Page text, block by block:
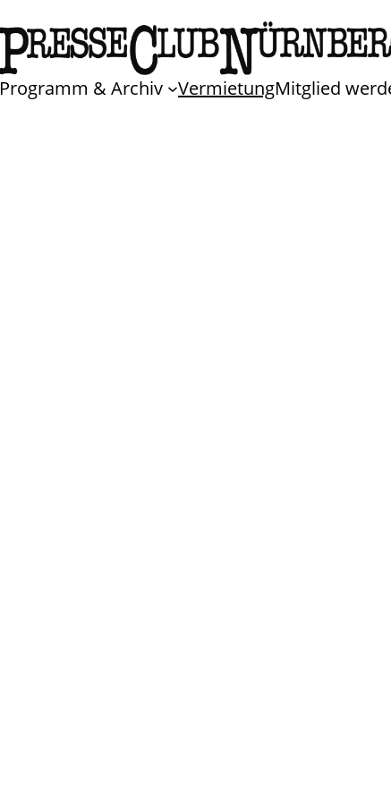
Programm & Archiv VermietungMitglied